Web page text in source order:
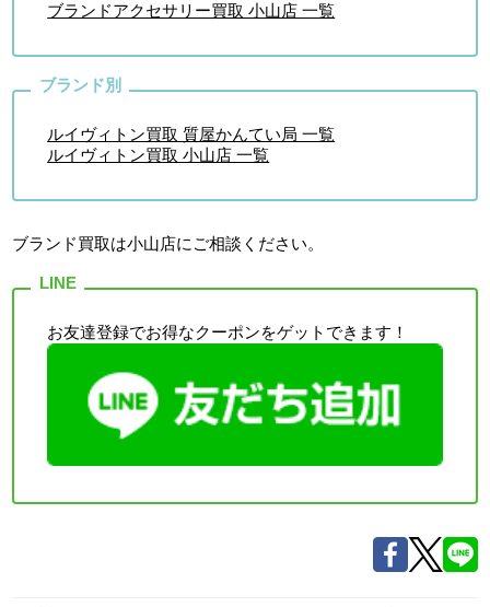
ブランドアクセサリー買取 小山店 一覧
ルイヴィトン買取 質屋かんてい局 一覧
ルイヴィトン買取 小山店 一覧
ブランド買取は小山店にご相談ください。
お友達登録でお得なクーポンをゲットできます！